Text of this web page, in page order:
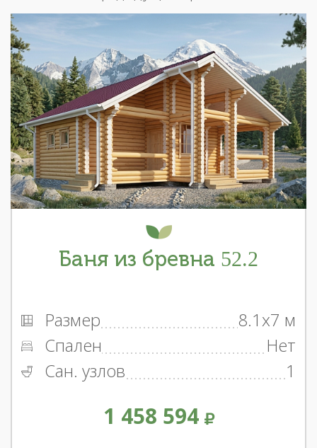
Баня из бревна 52.2
Размер
8.1x7 м
Спален
Нет
Сан. узлов
1
1 458 594